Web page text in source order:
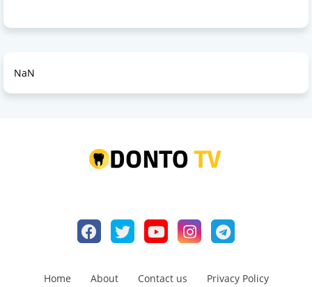
NaN
Home About Contact us Privacy Policy